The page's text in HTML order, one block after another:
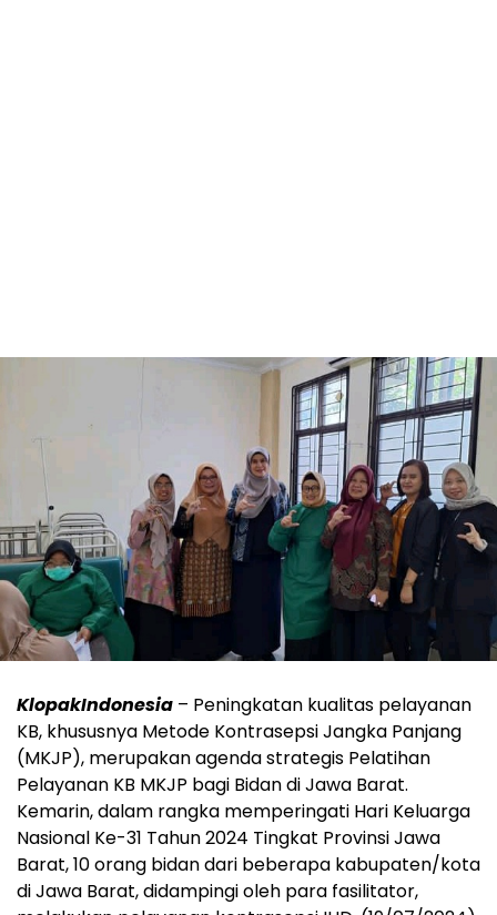
KlopakIndonesia – Peningkatan kualitas pelayanan
KB, khususnya Metode Kontrasepsi Jangka Panjang
(MKJP), merupakan agenda strategis Pelatihan
Pelayanan KB MKJP bagi Bidan di Jawa Barat.
Kemarin, dalam rangka memperingati Hari Keluarga
Nasional Ke-31 Tahun 2024 Tingkat Provinsi Jawa
Barat, 10 orang bidan dari beberapa kabupaten/kota
di Jawa Barat, didampingi oleh para fasilitator,